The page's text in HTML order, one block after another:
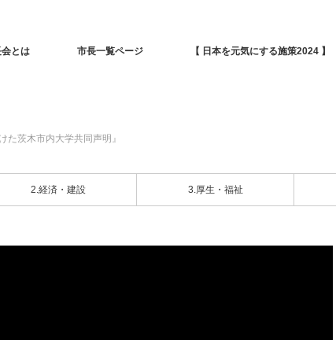
とは 市長一覧ページ 【 日本を元気にする施策2024 】
た茨木市内大学共同声明』
2.経済・建設 3.厚生・福祉